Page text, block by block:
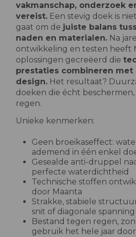
vakmanschap, onderzoek
vereist. Een stevig doek is
gaat om de juiste balans
naden en materialen. Na
ontwikkeling en testen heeft
oplossingen gecreëerd die
prestaties combineren met
design. Het resultaat?
doeken die écht beschermen,
regen.
Unieke kenmerken:
Geen broeikaseffect:
ademend in één enkel
Gesealde anti-druppel
perfecte waterdichtheid
Technische stoffen
door Maanta
Strakke, stabiele
snit of diagonale spanning
Bestand tegen regen,
gebruik het hele jaar door